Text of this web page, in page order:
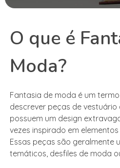
O que é
Moda?
Fantasia de moda é um
descrever peças de vestuário
possuem um design
vezes inspirado em
Essas peças são geralmente
temáticos, desfiles de moda